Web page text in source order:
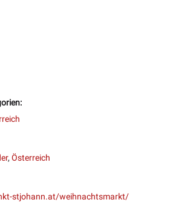
, Österreich
stjohann.at/weihnachtsmarkt/